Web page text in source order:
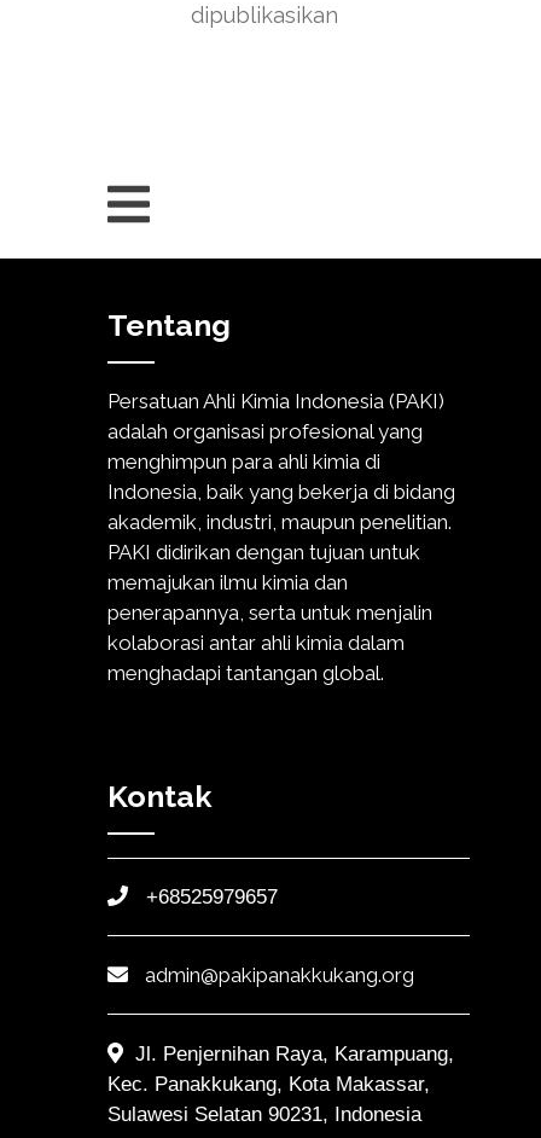
dipublikasikan
Tentang
Persatuan Ahli Kimia Indonesia (PAKI)
adalah organisasi profesional yang
menghimpun para ahli kimia di
Indonesia, baik yang bekerja di bidang
akademik, industri, maupun penelitian.
PAKI didirikan dengan tujuan untuk
memajukan ilmu kimia dan
penerapannya, serta untuk menjalin
kolaborasi antar ahli kimia dalam
menghadapi tantangan global.
Kontak
+68525979657
admin@pakipanakkukang.org
Jl. Penjernihan Raya, Karampuang,
Kec. Panakkukang, Kota Makassar,
Sulawesi Selatan 90231, Indonesia